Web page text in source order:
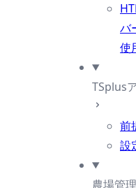
バ
使
TSplus
前
設
農場管理